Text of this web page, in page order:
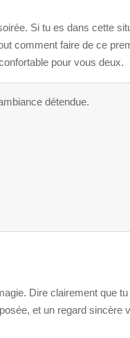
Si tu es dans cette
comment faire de ce
pour vous deux.
détendue.
Dire clairement que tu
et un regard sincère